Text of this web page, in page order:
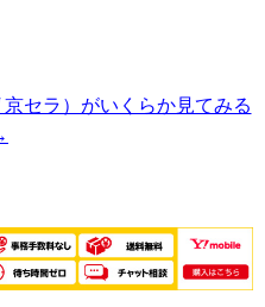
セラ）がいくらか見てみる